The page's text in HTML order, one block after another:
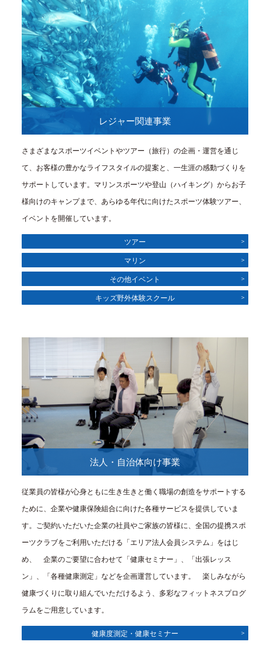
レジャー関連事業
さまざまなスポーツイベントやツアー（旅行）の企画・運営を通じ
て、お客様の豊かなライフスタイルの提案と、一生涯の感動づくりを
サポートしています。マリンスポーツや登山（ハイキング）からお子
様向けのキャンプまで、あらゆる年代に向けたスポーツ体験ツアー、
イベントを開催しています。
ツアー
マリン
その他イベント
キッズ野外体験スクール
法人・自治体向け事業
従業員の皆様が心身ともに生き生きと働く職場の創造をサポートする
ために、企業や健康保険組合に向けた各種サービスを提供していま
す。ご契約いただいた企業の社員やご家族の皆様に、全国の提携スポ
ーツクラブをご利用いただける「エリア法人会員システム」をはじ
め、 企業のご要望に合わせて「健康セミナー」、「出張レッス
ン」、「各種健康測定」などを企画運営しています。 楽しみながら
健康づくりに取り組んでいただけるよう、多彩なフィットネスプログ
ラムをご用意しています。
健康度測定・健康セミナー